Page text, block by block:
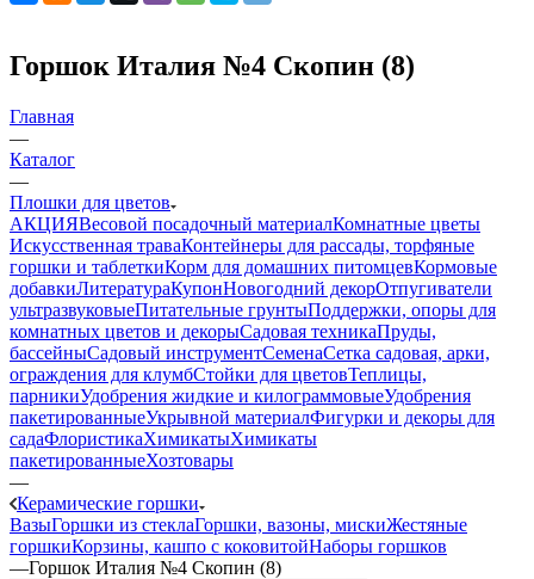
Горшок Италия №4 Скопин (8)
Главная
—
Каталог
—
Плошки для цветов
АКЦИЯВесовой посадочный материалКомнатные цветы
Искусственная траваКонтейнеры для рассады, торфяные
горшки и таблеткиКорм для домашних питомцевКормовые
добавкиЛитератураКупонНовогодний декорОтпугиватели
ультразвуковыеПитательные грунтыПоддержки, опоры для
комнатных цветов и декорыСадовая техникаПруды,
бассейныСадовый инструментСеменаСетка садовая, арки,
ограждения для клумбСтойки для цветовТеплицы,
парникиУдобрения жидкие и килограммовыеУдобрения
пакетированныеУкрывной материалФигурки и декоры для
садаФлористикаХимикатыХимикаты
пакетированныеХозтовары
—
Керамические горшки
ВазыГоршки из стеклаГоршки, вазоны, мискиЖестяные
горшкиКорзины, кашпо с коковитойНаборы горшков
—Горшок Италия №4 Скопин (8)